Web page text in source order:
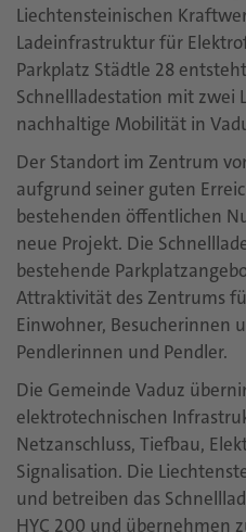
Liechtensteinischen
Ladeinfrastruktur für
Parkplatz Städtle 28
Schnellladestation mit zwei
nachhaltige Mobilität in
Der Standort im Zentrum
aufgrund seiner guten
bestehenden öffentlichen
neue Projekt. Die
bestehende
Attraktivität des Zentrums
Einwohner, Besucherinnen
Pendlerinnen und Pendler.
Die Gemeinde Vaduz
elektrotechnischen
Netzanschluss, Tiefbau,
Signalisation. Die
und betreiben das
HYC 200 und übernehmen